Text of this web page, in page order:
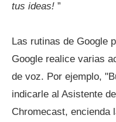
tus ideas! ”
Las rutinas de Google
Google realice varias
de voz. Por ejemplo,
indicarle al Asistente
Chromecast, encienda